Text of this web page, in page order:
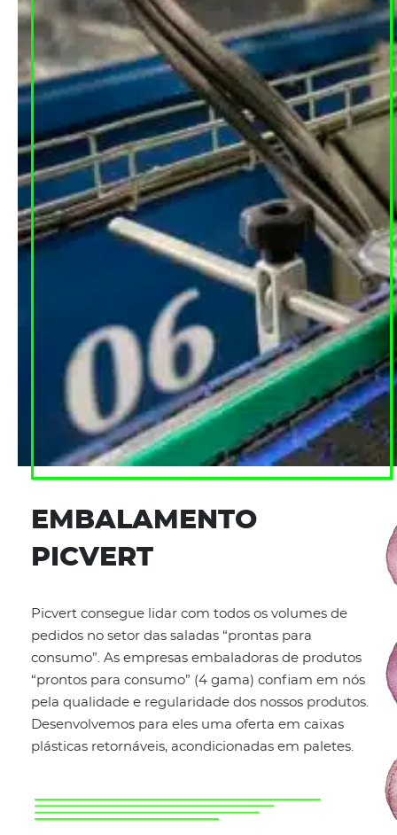
EMBALAMENTO
PICVERT
Picvert consegue lidar com todos os volumes de
pedidos no setor das saladas “prontas para
consumo”. As empresas embaladoras de produtos
“prontos para consumo” (4 gama) confiam em nós
pela qualidade e regularidade dos nossos produtos.
Desenvolvemos para eles uma oferta em caixas
plásticas retornáveis, acondicionadas em paletes.